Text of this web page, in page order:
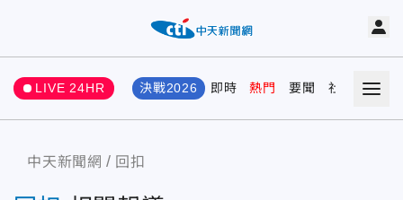
LIVE 24HR 決戰2026 即時 熱門 要聞 社會 娛樂
中天新聞網 回扣